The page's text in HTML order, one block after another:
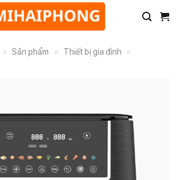
» Sản phẩm » Thiết bị gia đình »